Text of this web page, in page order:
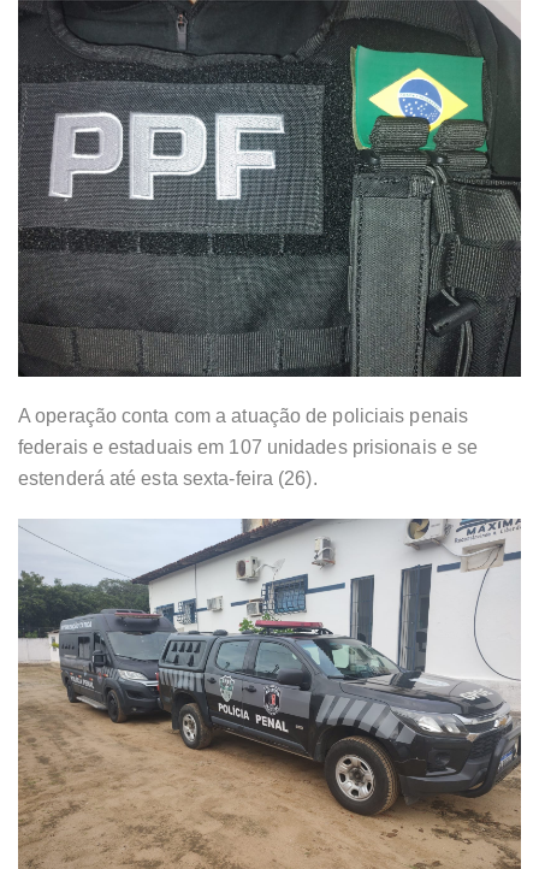
A operação conta com a atuação de policiais penais
federais e estaduais em 107 unidades prisionais e se
estenderá até esta sexta-feira (26).